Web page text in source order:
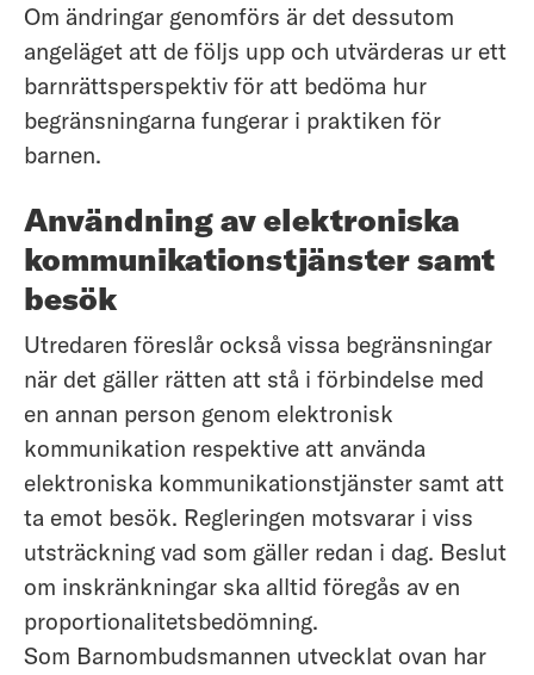
Om ändringar genomförs är det dessutom
angeläget att de följs upp och utvärderas ur ett
barnrättsperspektiv för att bedöma hur
begränsningarna fungerar i praktiken för
barnen.
Användning av elektroniska
kommunikationstjänster samt
besök
Utredaren föreslår också vissa begränsningar
när det gäller rätten att stå i förbindelse med
en annan person genom elektronisk
kommunikation respektive att använda
elektroniska kommunikationstjänster samt att
ta emot besök. Regleringen motsvarar i viss
utsträckning vad som gäller redan i dag. Beslut
om inskränkningar ska alltid föregås av en
proportionalitetsbedömning.
Som Barnombudsmannen utvecklat ovan har